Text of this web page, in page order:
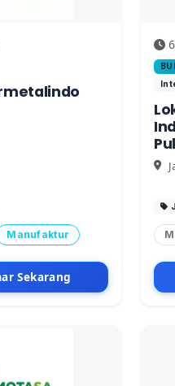
Manufaktur
Sekarang